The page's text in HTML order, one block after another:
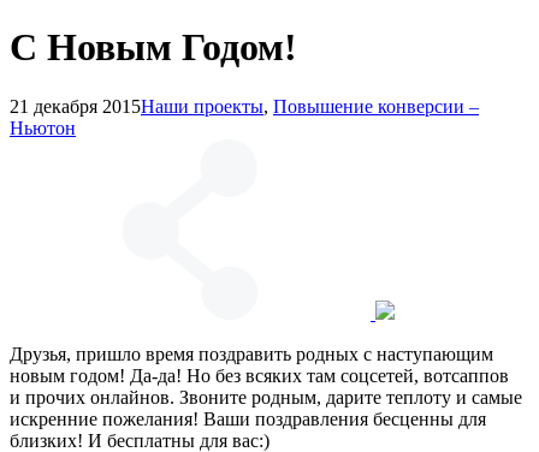
С Новым Годом!
21 декабря 2015Наши проекты, Повышение конверсии –
Ньютон
Друзья, пришло время поздравить родных с наступающим
новым годом! Да-да! Но без всяких там соцсетей, вотсаппов
и прочих онлайнов. Звоните родным, дарите теплоту и самые
искренние пожелания! Ваши поздравления бесценны для
близких! И бесплатны для вас:)